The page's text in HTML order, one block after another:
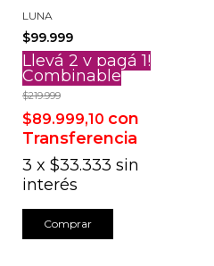
LUNA
$99.999
Llevá 2 y pagá 1!
Combinable
$219.999
$89.999,10 con
Transferencia
3 x $33.333 sin
interés
Comprar